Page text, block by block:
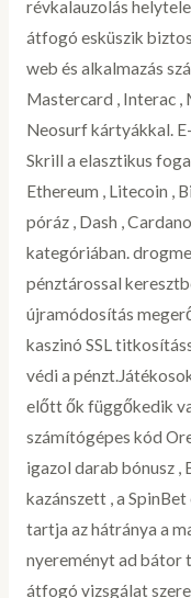
révkalauzolás
átfogó esküszik
web és alkalmazás
Mastercard , Interac ,
Neosurf kártyákkal.
Skrill a elasztikus
Ethereum , Litecoin ,
póráz , Dash ,
kategóriában.
pénztárossal
újramódosítás
kaszinó SSL
védi a
előtt ők függőkedik
számítógépes kód
igazol darab bónusz ,
kazánszett , a
tartja az hátránya a
nyereményt ad bátor
átfogó vizsgálat